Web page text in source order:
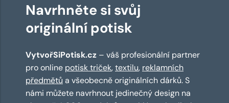
Navrhněte si svůj
originální potisk
VytvořSiPotisk.cz – váš profesionální partner
pro online potisk triček,textilu, reklamních
předmětů a všeobecně originálních dárků. S
námi můžete navrhnout jedinečný design na